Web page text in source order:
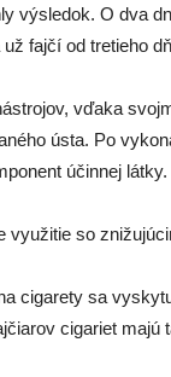
výsledok. O dva
fajčí od tretieho
vďaka
ústa. Po
účinnej látky.
využitie so
cigarety sa
cigariet majú